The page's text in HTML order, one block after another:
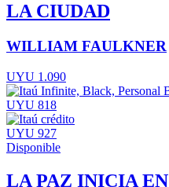
LA CIUDAD
WILLIAM FAULKNER
UYU 1.090
UYU 818
UYU 927
Disponible
LA PAZ INICIA